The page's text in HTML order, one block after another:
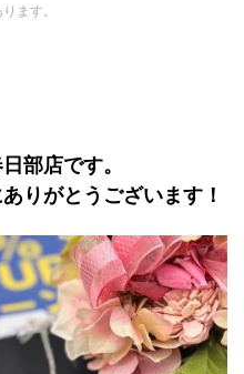
ます。
部店です。
りがとうございます！